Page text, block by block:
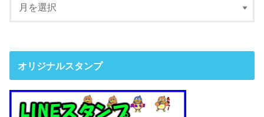
オリジナルスタンプ